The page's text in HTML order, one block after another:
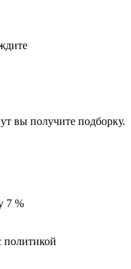
вы получите подборку.
7 %
политикой